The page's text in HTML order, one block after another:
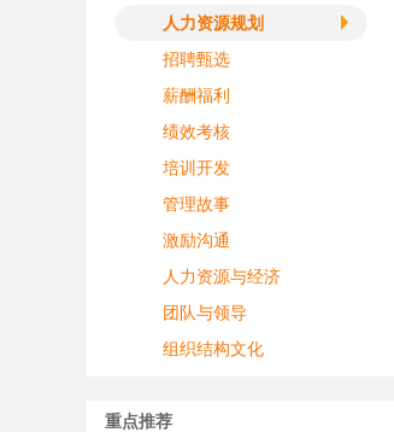
人力资源规划
招聘甄选
薪酬福利
绩效考核
培训开发
管理故事
激励沟通
人力资源与经济
团队与领导
组织结构文化
重点推荐